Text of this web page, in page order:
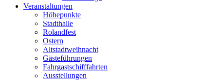
Veranstaltungen
Höhepunkte
Stadthalle
Rolandfest
Ostern
Altstadtweihnacht
Gästeführungen
Fahrgastschifffahrten
Ausstellungen